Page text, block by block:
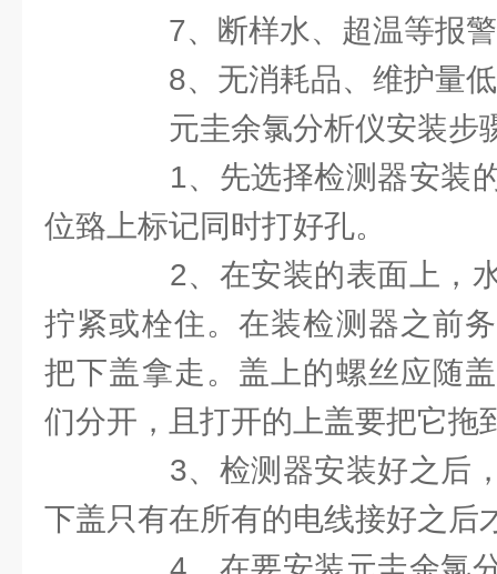
7、断样水、超温等报
8、无消耗品、维护量低
元圭余氯分析仪安装步
1、先选择检测器安装的
位臵上标记同时打好孔。
2、在安装的表面上，水
拧紧或栓住。在装检测器之前
把下盖拿走。盖上的螺丝应随
们分开，且打开的上盖要把它拖
3、检测器安装好之后，
下盖只有在所有的电线接好之后